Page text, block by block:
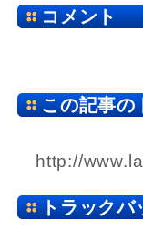
コメント
この記事の
http://
トラックバ